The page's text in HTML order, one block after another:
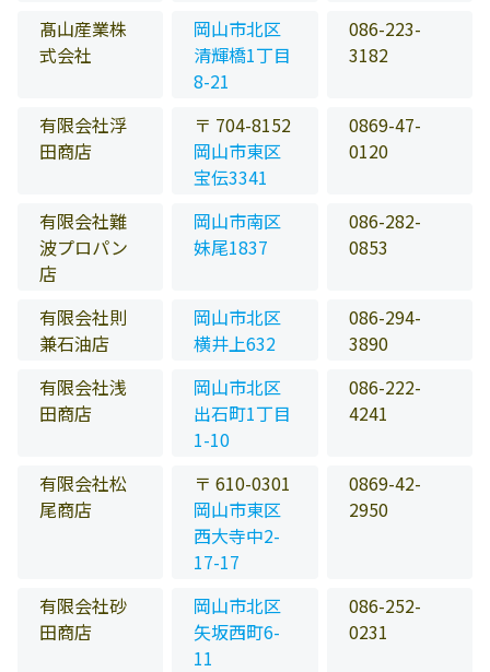
髙山産業株
式会社
岡山市北区
清輝橋1丁目
8-21
086-223-
3182
有限会社浮
田商店
〒 704-8152
岡山市東区
宝伝3341
0869-47-
0120
有限会社難
波プロパン
店
岡山市南区
妹尾1837
086-282-
0853
有限会社則
兼石油店
岡山市北区
横井上632
086-294-
3890
有限会社浅
田商店
岡山市北区
出石町1丁目
1-10
086-222-
4241
有限会社松
尾商店
〒 610-0301
岡山市東区
西大寺中2-
17-17
0869-42-
2950
有限会社砂
田商店
岡山市北区
矢坂西町6-
11
086-252-
0231